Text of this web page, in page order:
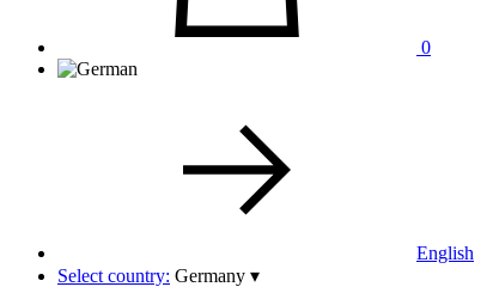
0
English
Select country: Germany ▾